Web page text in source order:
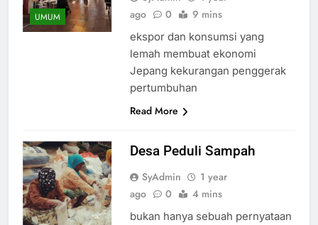
UMUM
ago
0 9 mins
ekspor dan konsumsi yang
lemah membuat ekonomi
Jepang kekurangan penggerak
pertumbuhan
Read More
Desa Peduli Sampah
SyAdmin
1 year
ago
0 4 mins
bukan hanya sebuah pernyataan